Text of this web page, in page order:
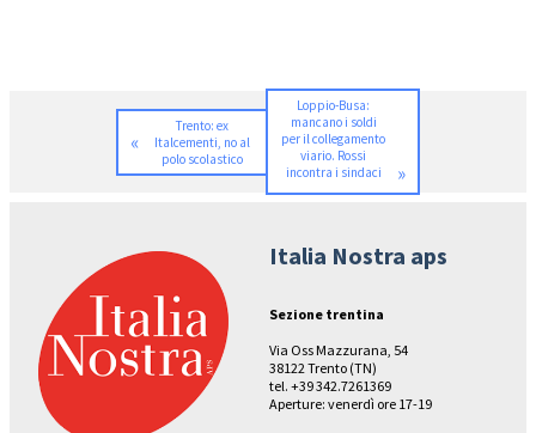
«
Trento: ex
Italcementi, no al
polo scolastico
Loppio-Busa:
mancano i soldi
per il collegamento
viario. Rossi
incontra i sindaci
»
Italia Nostra aps
Sezione trentina
Via Oss Mazzurana, 54
38122 Trento (TN)
tel. +39 342.7261369
Aperture: venerdì ore 17-19